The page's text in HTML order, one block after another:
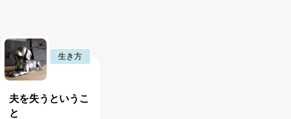
生き方
夫を失うというこ
と